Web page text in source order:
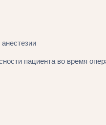
пациента во время